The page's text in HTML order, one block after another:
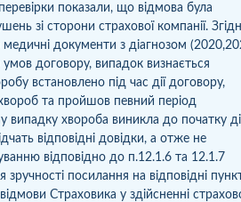
показали, що відмова була
зі сторони страхової компанії.
документи з діагнозом
договору, випадок визнається
встановлено під час дії договору,
хвороб та пройшов певний період
випадку хвороба виникла до початку
відповідні довідки, а отже не
відповідно до п.12.1.6 та 12.1.7
посилання на відповідні
Страховика у здійсненні